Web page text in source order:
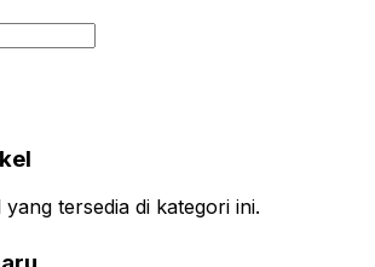
tersedia di kategori ini.